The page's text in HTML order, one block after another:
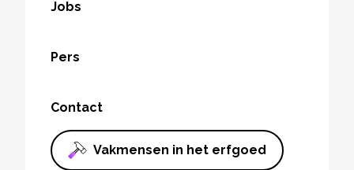
Jobs
Pers
Contact
Vakmensen in het erfgoed